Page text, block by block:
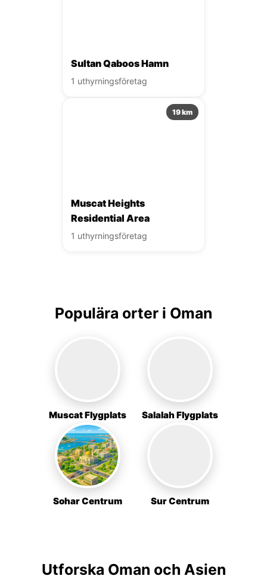
Sultan Qaboos Hamn
1 uthyrningsföretag
19 km
Muscat Heights
Residential Area
1 uthyrningsföretag
Populära orter i Oman
Muscat Flygplats Salalah Flygplats
Sohar Centrum Sur Centrum
Utforska Oman och Asien